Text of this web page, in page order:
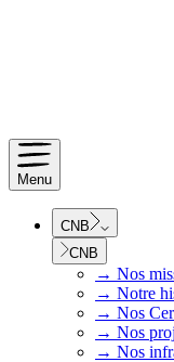
Menu
CNB
CNB
→ Nos
→ Notre
→ Nos
→ Nos
→ Nos